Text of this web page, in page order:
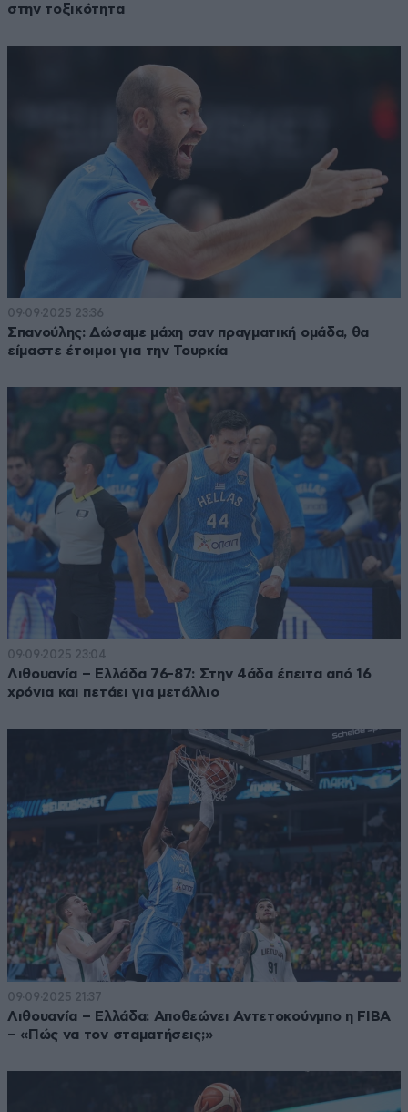
στην τοξικότητα
09·09·2025 23:36
Σπανούλης: Δώσαμε μάχη σαν πραγματική ομάδα, θα
είμαστε έτοιμοι για την Τουρκία
09·09·2025 23:04
Λιθουανία – Ελλάδα 76-87: Στην 4άδα έπειτα από 16
χρόνια και πετάει για μετάλλιο
09·09·2025 21:37
Λιθουανία – Ελλάδα: Αποθεώνει Αντετοκούνμπο η FIBA
– «Πώς να τον σταματήσεις;»